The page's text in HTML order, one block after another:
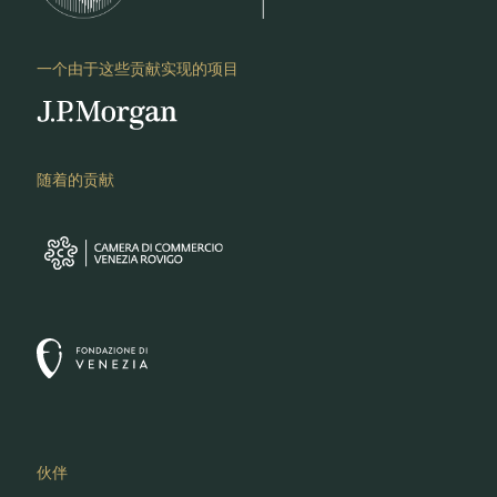
一个由于这些贡献实现的项目
随着的贡献
伙伴